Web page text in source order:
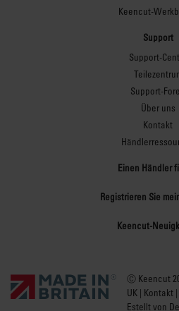
Oberfläche
ermöglichen eine exakte
unebenen Böden und
Schnittgenauigkeit
erforderliche Planheit.
Keencut-
Support
Support-
Support-
Über uns
Kontakt
Einen Händler
Registrieren Sie
Keencut-
Ⓒ Keencut
UK | Kontakt |
Estellt von